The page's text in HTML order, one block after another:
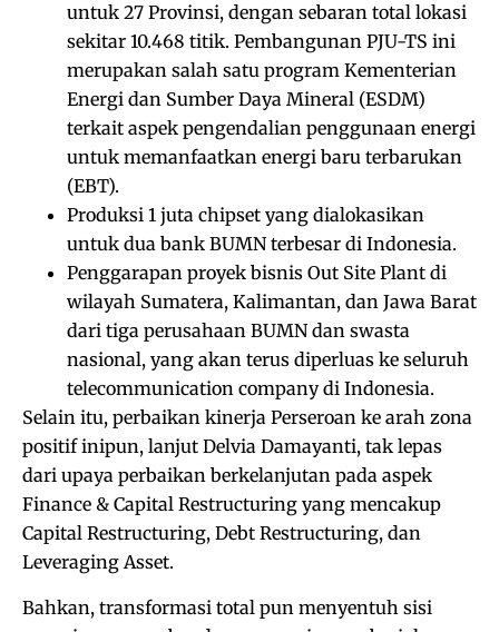
untuk 27 Provinsi, dengan sebaran total lokasi
sekitar 10.468 titik. Pembangunan PJU-TS ini
merupakan salah satu program Kementerian
Energi dan Sumber Daya Mineral (ESDM)
terkait aspek pengendalian penggunaan energi
untuk memanfaatkan energi baru terbarukan
(EBT).
Produksi 1 juta chipset yang dialokasikan
untuk dua bank BUMN terbesar di Indonesia.
Penggarapan proyek bisnis Out Site Plant di
wilayah Sumatera, Kalimantan, dan Jawa Barat
dari tiga perusahaan BUMN dan swasta
nasional, yang akan terus diperluas ke seluruh
telecommunication company di Indonesia.
Selain itu, perbaikan kinerja Perseroan ke arah zona
positif inipun, lanjut Delvia Damayanti, tak lepas
dari upaya perbaikan berkelanjutan pada aspek
Finance & Capital Restructuring yang mencakup
Capital Restructuring, Debt Restructuring, dan
Leveraging Asset.
Bahkan, transformasi total pun menyentuh sisi